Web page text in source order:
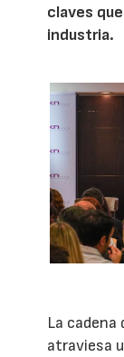
claves
industria.
La
atraviesa